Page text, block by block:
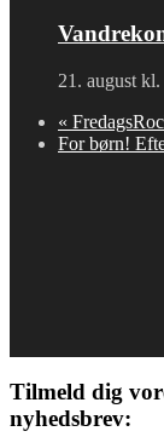
21. august
«
For børn!
Tilmeld dig
nyhedsbrev: